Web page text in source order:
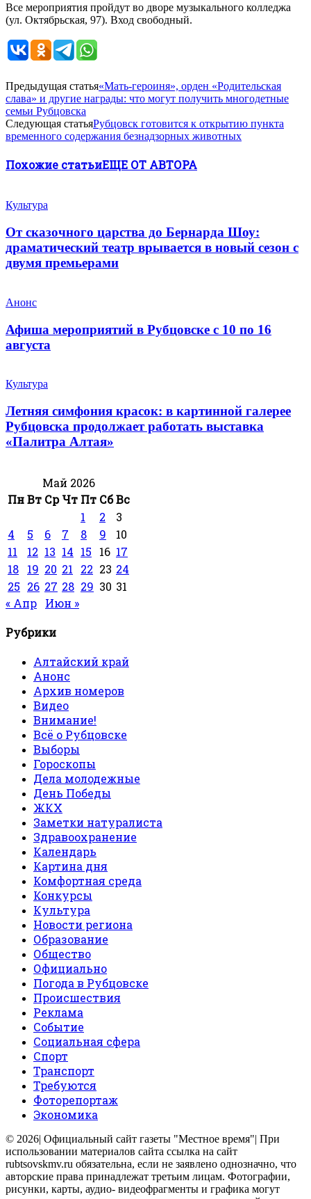
Все мероприятия пройдут во дворе музыкального колледжа
(ул. Октябрьская, 97). Вход свободный.
Предыдущая статья«Мать‑героиня», орден «Родительская
слава» и другие награды: что могут получить многодетные
семьи Рубцовска
Следующая статьяРубцовск готовится к открытию пункта
временного содержания безнадзорных животных
Похожие статьиЕЩЕ ОТ АВТОРА
Культура
От сказочного царства до Бернарда Шоу:
драматический театр врывается в новый сезон с
двумя премьерами
Анонс
Афиша мероприятий в Рубцовске с 10 по 16
августа
Культура
Летняя симфония красок: в картинной галерее
Рубцовска продолжает работать выставка
«Палитра Алтая»
Май 2026
ПнВт Ср Чт Пт СбВс
1
2
3
4
5 6 7 8 9
10
11
12 13 14 15 16 17
18
19 20 21 22 23 24
25 26 27 28 29 30 31
« Апр
Июн »
Рубрики
Алтайский край
Анонс
Архив номеров
Видео
Внимание!
Всё о Рубцовске
Выборы
Гороскопы
Дела молодежные
День Победы
ЖКХ
Заметки натуралиста
Здравоохранение
Календарь
Картина дня
Комфортная среда
Конкурсы
Культура
Новости региона
Образование
Общество
Официально
Погода в Рубцовске
Происшествия
Реклама
Событие
Социальная сфера
Спорт
Транспорт
Требуются
Фоторепортаж
Экономика
© 2026| Официальный сайт газеты "Местное время"| При
использовании материалов сайта ссылка на сайт
rubtsovskmv.ru обязательна, если не заявлено однозначно, что
авторские права принадлежат третьим лицам. Фотографии,
рисунки, карты, аудио- видеофрагменты и графика могут